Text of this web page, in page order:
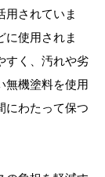
用されていま
に使用されま
すく、汚れや劣
無機塗料を使用
にわたって保つ